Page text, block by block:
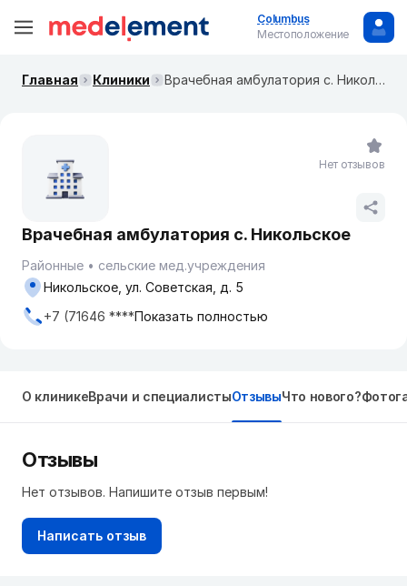
Columbus
Местоположение
Главная Клиники Врачебная амбулатория с. Никольское
Врачебная амбулатория с. Никольское
Районные
сельские мед.учреждения
Никольское, ул. Советская, д. 5
+7 (71646 ****Показать полностью
Нет отзывов
О клиникеВрачи и специалистыОтзывыЧто нового?
Отзывы
Нет отзывов. Напишите отзыв первым!
Написать отзыв